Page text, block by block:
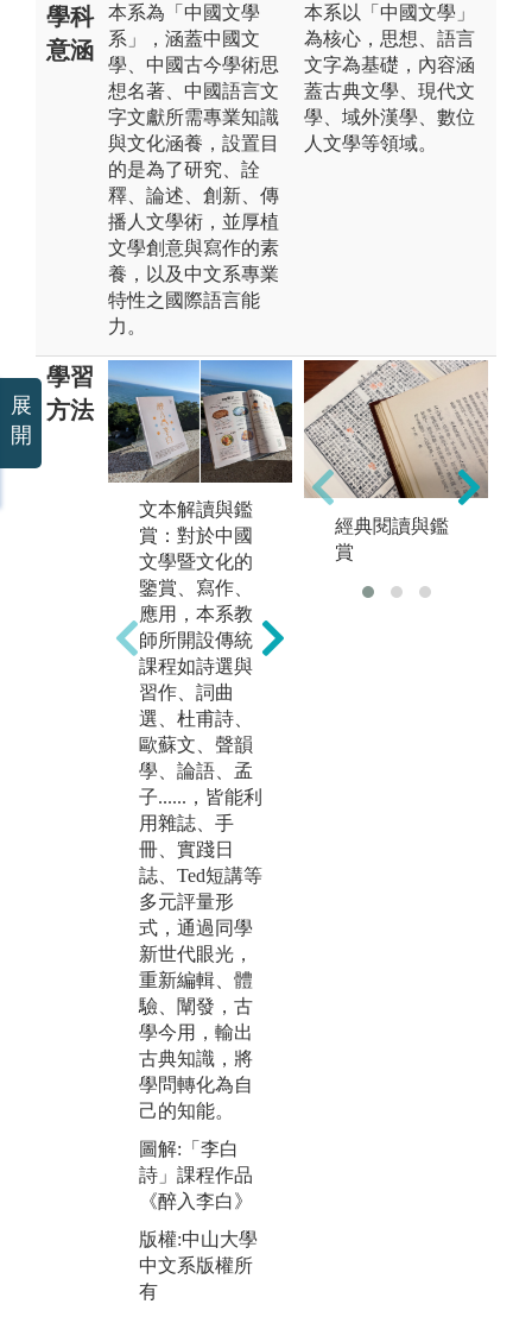
學科
意涵
本系為「中國文學
系」，涵蓋中國文
學、中國古今學術思
想名著、中國語言文
字文獻所需專業知識
與文化涵養，設置目
的是為了研究、詮
釋、論述、創新、傳
播人文學術，並厚植
文學創意與寫作的素
養，以及中文系專業
特性之國際語言能
力。
本系以「中國文學」
為核心，思想、語言
文字為基礎，內容涵
蓋古典文學、現代文
學、域外漢學、數位
人文學等領域。
學習
方法
文本解讀與鑑
賞：對於中國
文學暨文化的
鑒賞、寫作、
應用，本系教
師所開設傳統
課程如詩選與
習作、詞曲
選、杜甫詩、
歐蘇文、聲韻
學、論語、孟
子......，皆能利
用雜誌、手
冊、實踐日
誌、Ted短講等
多元評量形
式，通過同學
新世代眼光，
重新編輯、體
驗、闡發，古
學今用，輸出
古典知識，將
學問轉化為自
己的知能。
圖解:「李白
詩」課程作品
《醉入李白》
版權:中山大學
中文系版權所
有
經典閱讀與鑑
賞
展
開